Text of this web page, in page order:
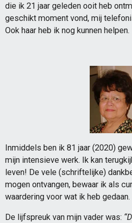
die ik 21 jaar geleden ooit heb
geschikt moment vond, mij
Ook haar heb ik nog kunnen helpen.
Inmiddels ben ik 81 jaar (2020)
mijn intensieve werk. Ik kan
leven! De vele (schriftelijke)
mogen ontvangen, bewaar ik als
waardering voor wat ik heb gedaan.
De lijfspreuk van mijn vader was: